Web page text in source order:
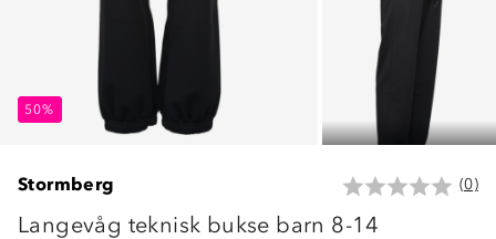
50%
50%
Stormberg (0)
Langevåg teknisk bukse barn 8-14